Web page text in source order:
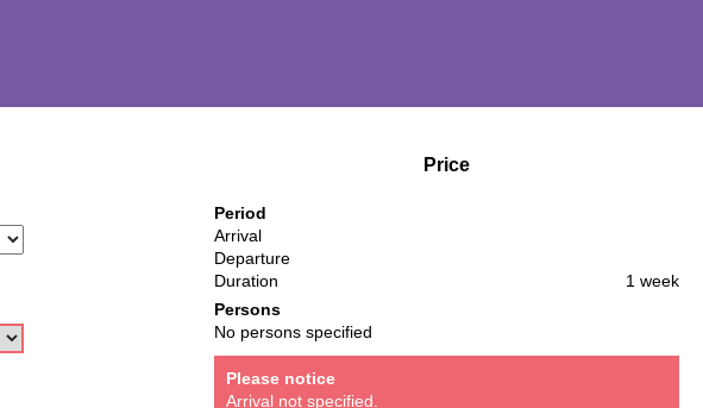
Price
Period
Arrival
Departure
Duration
1 week
Persons
No persons specified
Please notice
Arrival not specified.